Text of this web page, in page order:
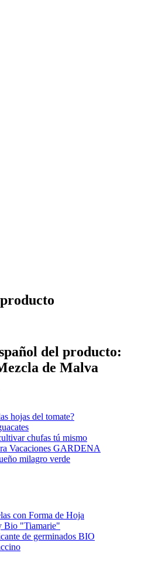
del producto:
de Malva
hojas del tomate?
chufas tú mismo
Vacaciones GARDENA
milagro verde
con Forma de Hoja
Bio "Tiamarie"
de germinados BIO